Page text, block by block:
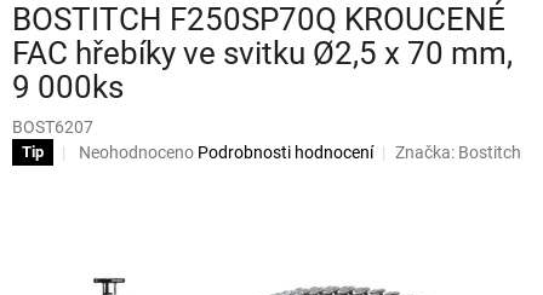
BOSTITCH F250SP70Q KROUCENÉ
FAC hřebíky ve svitku Ø2,5 x 70 mm,
9 000ks
BOST6207
Tip
Průměrné
Neohodnoceno Podrobnosti hodnocení Značka: Bostitch